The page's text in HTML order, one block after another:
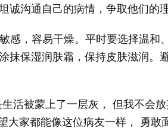
沟通自己的病情，争取他们的
感，容易干燥。平时要选择温和
抹保湿润肤霜，保持皮肤滋润。
活被蒙上了一层灰， 但我不会
大家都能像这位病友一样， 勇敢